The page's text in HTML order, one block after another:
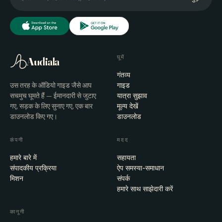
Audiala
उस तरह के ऑडियो गाइड जैसे आप
सचमुच घूमते हैं — ईमानदारी से जुटाए
गए, सड़क के लिए सुनाए गए, एक बार
डाउनलोड किए गए।
घूमें
गंतव्य
गाइड
यात्रा सुझाव
मूल्य देखें
डाउनलोड
कंपनी
हमारे बारे में
संपादकीय प्रक्रिया
मिशन
मदद
सहायता
ऐप समस्या-समाधान
संपर्क
हमारे साथ साझेदारी करें
कानूनी